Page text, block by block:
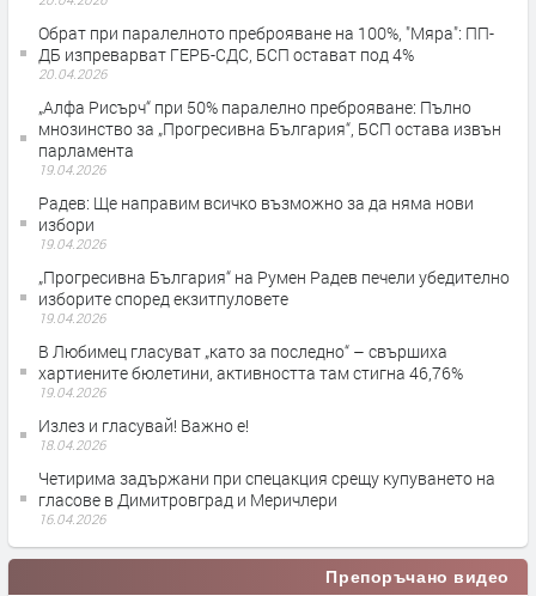
Обрат при паралелното преброяване на 100%, "Мяра": ПП-
ДБ изпреварват ГЕРБ-СДС, БСП остават под 4%
20.04.2026
„Алфа Рисърч“ при 50% паралелно преброяване: Пълно
мнозинство за „Прогресивна България“, БСП остава извън
парламента
19.04.2026
Радев: Ще направим всичко възможно за да няма нови
избори
19.04.2026
„Прогресивна България“ на Румен Радев печели убедително
изборите според екзитпуловете
19.04.2026
В Любимец гласуват „като за последно“ – свършиха
хартиените бюлетини, активността там стигна 46,76%
19.04.2026
Излез и гласувай! Важно е!
18.04.2026
Четирима задържани при спецакция срещу купуването на
гласове в Димитровград и Меричлери
16.04.2026
Препоръчано видео